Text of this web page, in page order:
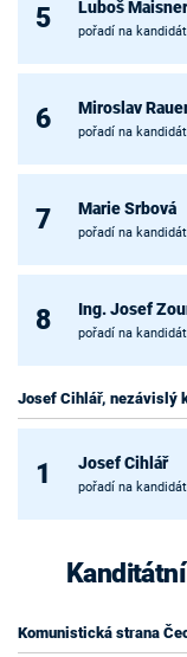
5 Luboš
pořadí na
6 Miroslav
pořadí na
7 Marie Srbová
pořadí na
8 Ing. Josef
pořadí na
Josef Cihlář, nezávislý
1 Josef Cihlář
pořadí na
Komunistická strana